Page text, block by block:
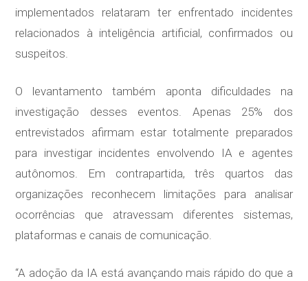
implementados relataram ter enfrentado incidentes
relacionados à inteligência artificial, confirmados ou
suspeitos.
O levantamento também aponta dificuldades na
investigação desses eventos. Apenas 25% dos
entrevistados afirmam estar totalmente preparados
para investigar incidentes envolvendo IA e agentes
autônomos. Em contrapartida, três quartos das
organizações reconhecem limitações para analisar
ocorrências que atravessam diferentes sistemas,
plataformas e canais de comunicação.
“A adoção da IA está avançando mais rápido do que a